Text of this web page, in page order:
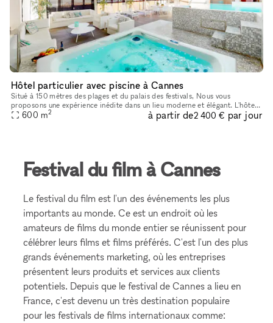
Hôtel particulier avec piscine à Cannes
Situé à 150 mètres des plages et du palais des festivals, Nous vous
proposons une expérience inédite dans un lieu moderne et élégant. L'hôtel
particulier est disponible à la location privatisée avec
600 m2 à partir de2 400 € par jour
Festival du film à Cannes
Le festival du film est l'un des événements les plus
importants au monde. Ce est un endroit où les
amateurs de films du monde entier se réunissent pour
célébrer leurs films et films préférés. C'est l'un des plus
grands événements marketing, où les entreprises
présentent leurs produits et services aux clients
potentiels. Depuis que le festival de Cannes a lieu en
France, c'est devenu un très destination populaire
pour les festivals de films internationaux comme: